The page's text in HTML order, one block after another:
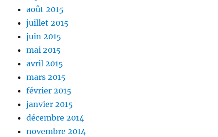
août 2015
juillet 2015
juin 2015
mai 2015
avril 2015
mars 2015
février 2015
janvier 2015
décembre 2014
novembre 2014